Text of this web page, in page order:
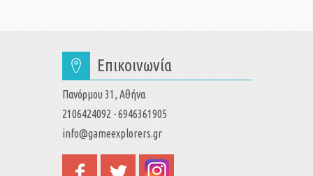
Επικοινωνία
Πανόρμου 31, Αθήνα
2106424092 - 6946361905
info@gameexplorers.gr